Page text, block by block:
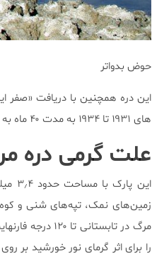
حوض بدواتر
های ۱۹۳۱ تا ۱۹۳۴ به مدت ۴۰ ماه به عنوان خشک‌ترین ناحیه نیز شناخته می‌شود.
علت گرمی دره
زمین‌های نمک، تپه‌های شنی و
را برای اثر گرمای نور خورشید بر